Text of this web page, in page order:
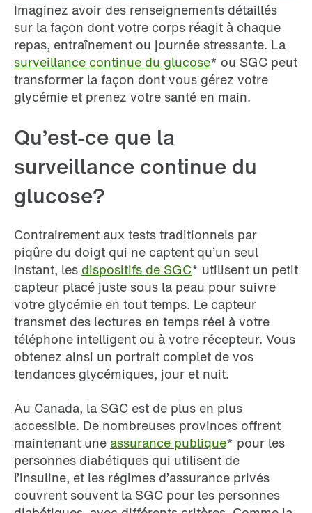
Imaginez avoir des renseignements détaillés
sur la façon dont votre corps réagit à chaque
repas, entraînement ou journée stressante. La
surveillance continue du glucose* ou SGC peut
transformer la façon dont vous gérez votre
glycémie et prenez votre santé en main.
Qu’est-ce que la
surveillance continue du
glucose?
Contrairement aux tests traditionnels par
piqûre du doigt qui ne captent qu’un seul
instant, les dispositifs de SGC* utilisent un petit
capteur placé juste sous la peau pour suivre
votre glycémie en tout temps. Le capteur
transmet des lectures en temps réel à votre
téléphone intelligent ou à votre récepteur. Vous
obtenez ainsi un portrait complet de vos
tendances glycémiques, jour et nuit.
Au Canada, la SGC est de plus en plus
accessible. De nombreuses provinces offrent
maintenant une assurance publique* pour les
personnes diabétiques qui utilisent de
l’insuline, et les régimes d’assurance privés
couvrent souvent la SGC pour les personnes